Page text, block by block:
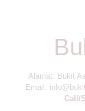
Alamat: Bukit
Email:
Call/